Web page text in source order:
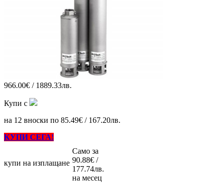
966.00€ / 1889.33лв.
Купи с
на 12 вноски по 85.49€ / 167.20лв.
КУПИ СЕГА!
купи на изплащане
Само за
90.88€ /
177.74лв.
на месец